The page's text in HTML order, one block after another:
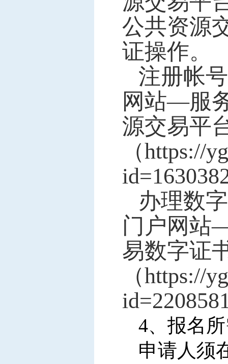
公共资源
证操作。
注册帐
网站—服
源交易平
（https://
办理数
门户网站
易数字证
（https://
4、 报名
申请人须